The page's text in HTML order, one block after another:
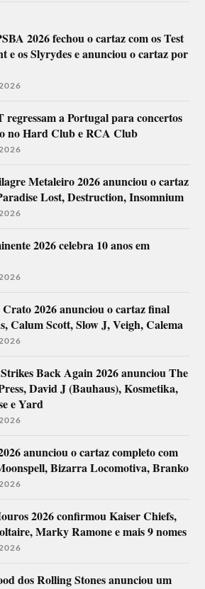
2026 fechou o cartaz com os Test
e os Slyrydes e anunciou o cartaz por
regressam a Portugal para concertos
no Hard Club e RCA Club
Metaleiro 2026 anunciou o cartaz
Lost, Destruction, Insomnium
2026 celebra 10 anos em
Crato 2026 anunciou o cartaz final
Calum Scott, Slow J, Veigh, Calema
Back Again 2026 anunciou The
David J (Bauhaus), Kosmetika,
e Yard
anunciou o cartaz completo com
Bizarra Locomotiva, Branko
2026 confirmou Kaiser Chiefs,
Marky Ramone e mais 9 nomes
dos Rolling Stones anunciou um